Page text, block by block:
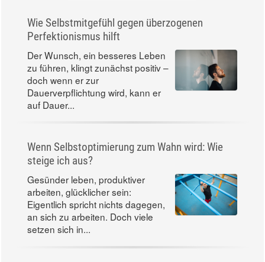
Wie Selbstmitgefühl gegen überzogenen
Perfektionismus hilft
Der Wunsch, ein besseres Leben
zu führen, klingt zunächst positiv –
doch wenn er zur
Dauerverpflichtung wird, kann er
auf Dauer...
Wenn Selbstoptimierung zum Wahn wird: Wie
steige ich aus?
Gesünder leben, produktiver
arbeiten, glücklicher sein:
Eigentlich spricht nichts dagegen,
an sich zu arbeiten. Doch viele
setzen sich in...